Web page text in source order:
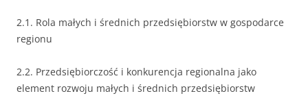
2.1. Rola małych i średnich przedsiębiorstw w gospodarce
regionu
2.2. Przedsiębiorczość i konkurencja regionalna jako
element rozwoju małych i średnich przedsiębiorstw